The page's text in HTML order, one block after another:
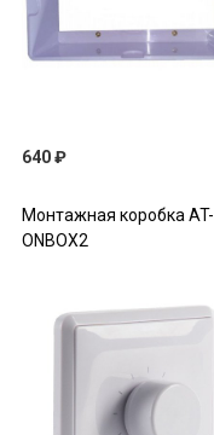
640 ₽
Монтажная коробка AT-
ONBOX2